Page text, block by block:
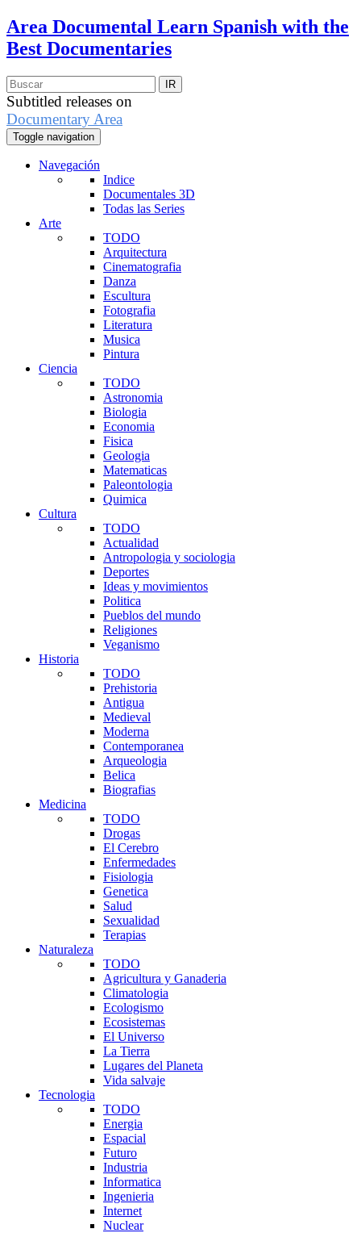
Area Documental Learn Spanish with the
Best Documentaries
Subtitled releases on
Documentary Area
Toggle navigation
Navegación
Indice
Documentales 3D
Todas las Series
Arte
TODO
Arquitectura
Cinematografia
Danza
Escultura
Fotografia
Literatura
Musica
Pintura
Ciencia
TODO
Astronomia
Biologia
Economia
Fisica
Geologia
Matematicas
Paleontologia
Quimica
Cultura
TODO
Actualidad
Antropologia y sociologia
Deportes
Ideas y movimientos
Politica
Pueblos del mundo
Religiones
Veganismo
Historia
TODO
Prehistoria
Antigua
Medieval
Moderna
Contemporanea
Arqueologia
Belica
Biografias
Medicina
TODO
Drogas
El Cerebro
Enfermedades
Fisiologia
Genetica
Salud
Sexualidad
Terapias
Naturaleza
TODO
Agricultura y Ganaderia
Climatologia
Ecologismo
Ecosistemas
El Universo
La Tierra
Lugares del Planeta
Vida salvaje
Tecnologia
TODO
Energia
Espacial
Futuro
Industria
Informatica
Ingenieria
Internet
Nuclear